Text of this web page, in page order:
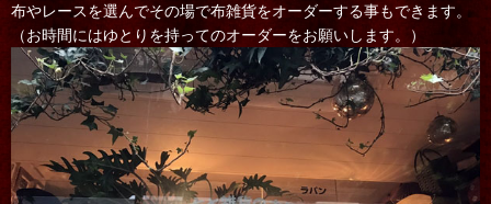
布やレースを選んでその場で布雑貨をオーダーする事もできます。
（お時間にはゆとりを持ってのオーダーをお願いします。）